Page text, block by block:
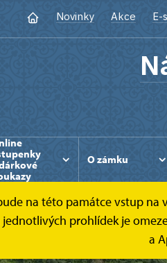
Novinky Akce E-
O zámku
na této památce vstup
prohlídek je
a